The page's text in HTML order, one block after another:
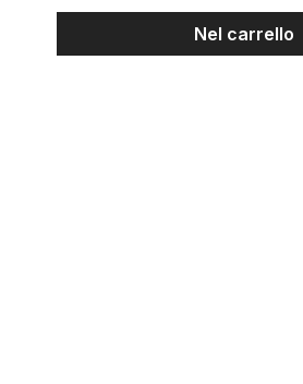
Nel carrello